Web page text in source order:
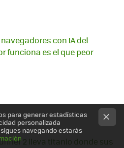
con IA del
funciona es el que peor
2 lleva titanio donde sus
para generar estadísticas
personalizada
navegando estarás